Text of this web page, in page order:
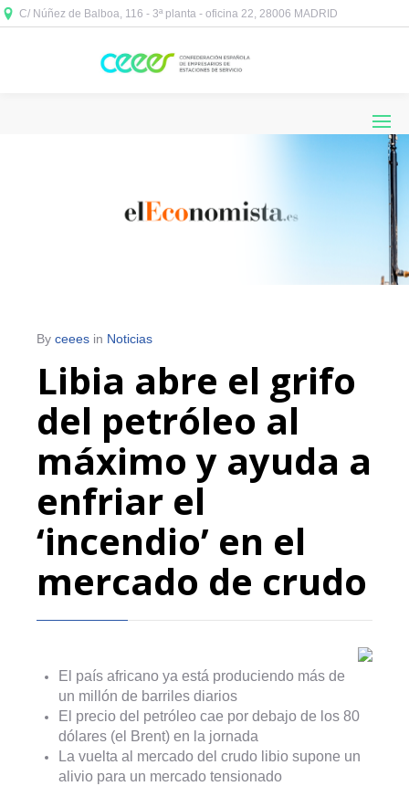
C/ Núñez de Balboa, 116 - 3ª planta - oficina 22, 28006 MADRID
By ceees in Noticias
Libia abre el grifo
del petróleo al
máximo y ayuda a
enfriar el
‘incendio’ en el
mercado de crudo
El país africano ya está produciendo más de
un millón de barriles diarios
El precio del petróleo cae por debajo de los 80
dólares (el Brent) en la jornada
La vuelta al mercado del crudo libio supone un
alivio para un mercado tensionado